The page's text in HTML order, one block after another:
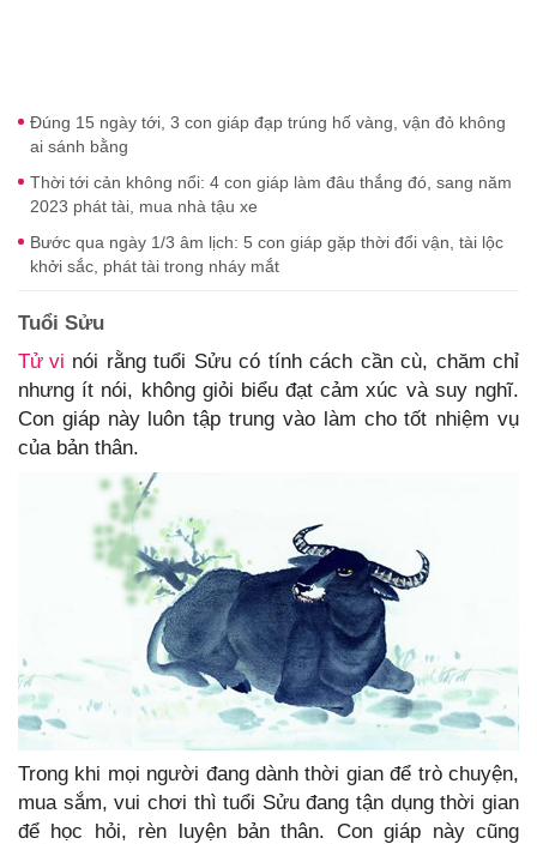
Đúng 15 ngày tới, 3 con giáp đạp trúng hố vàng, vận đỏ không
ai sánh bằng
Thời tới cản không nổi: 4 con giáp làm đâu thắng đó, sang năm
2023 phát tài, mua nhà tậu xe
Bước qua ngày 1/3 âm lịch: 5 con giáp gặp thời đổi vận, tài lộc
khởi sắc, phát tài trong nháy mắt
Tuổi Sửu
Tử vi nói rằng tuổi Sửu có tính cách cần cù, chăm chỉ
nhưng ít nói, không giỏi biểu đạt cảm xúc và suy nghĩ.
Con giáp này luôn tập trung vào làm cho tốt nhiệm vụ
của bản thân.
Trong khi mọi người đang dành thời gian để trò chuyện,
mua sắm, vui chơi thì tuổi Sửu đang tận dụng thời gian
để học hỏi, rèn luyện bản thân. Con giáp này cũng